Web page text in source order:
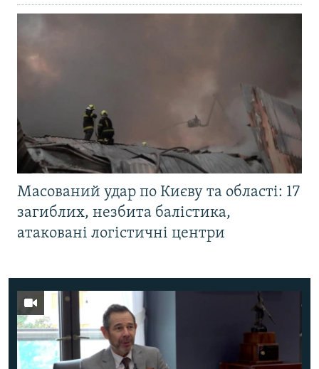
Масований удар по Києву та області: 17
загиблих, незбита балістика,
атаковані логістичні центри